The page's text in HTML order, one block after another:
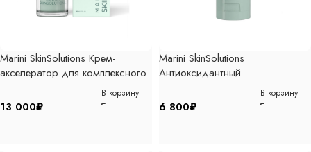
Marini SkinSolutions Крем-
акселератор для комплексного
решения проблем розацеа,
30мл
13 000₽
В корзину
Marini SkinSolutions
Антиоксидантный
солнцезащитный крем с
увлажняющим действием с
6 800₽
В корзину